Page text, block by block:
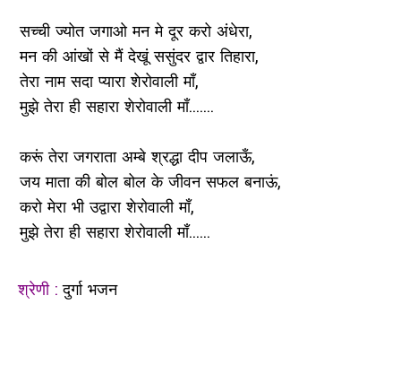
सच्ची ज्योत जगाओ मन मे दूर करो अंधेरा,
मन की आंखों से मैं देखूं ससुंदर द्वार तिहारा,
तेरा नाम सदा प्यारा शेरोवाली माँ,
मुझे तेरा ही सहारा शेरोवाली माँ.......
करूं तेरा जगराता अम्बे श्रद्धा दीप जलाऊँ,
जय माता की बोल बोल के जीवन सफल बनाऊं,
करो मेरा भी उद्वारा शेरोवाली माँ,
मुझे तेरा ही सहारा शेरोवाली माँ......
श्रेणी :दुर्गा भजन